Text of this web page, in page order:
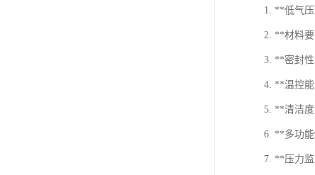
1. **低气
2. **材料
3. **密封
4. **温控
5. **清洁度
6. **多功能
7. **压力